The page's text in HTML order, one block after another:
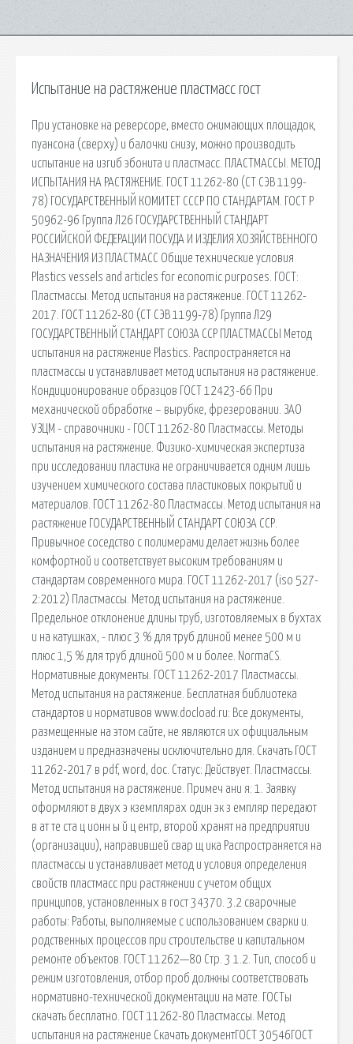
Испытание на растяжение пластмасс гост
При установке на реверсоре, вместо сжимающих площадок,
пуансона (сверху) и балочки снизу, можно производить
испытание на изгиб эбонита и пластмасс. ПЛАСТМАССЫ. МЕТОД
ИСПЫТАНИЯ НА РАСТЯЖЕНИЕ. ГОСТ 11262-80 (СТ СЭВ 1199-
78) ГОСУДАРСТВЕННЫЙ КОМИТЕТ СССР ПО СТАНДАРТАМ. ГОСТ Р
50962-96 Группа Л26 ГОСУДАРСТВЕННЫЙ СТАНДАРТ
РОССИЙСКОЙ ФЕДЕРАЦИИ ПОСУДА И ИЗДЕЛИЯ ХОЗЯЙСТВЕННОГО
НАЗНАЧЕНИЯ ИЗ ПЛАСТМАСС Общие технические условия
Plastics vessels and articles for economic purposes. ГОСТ:
Пластмассы. Метод испытания на растяжение. ГОСТ 11262-
2017. ГОСТ 11262-80 (СТ СЭВ 1199-78) Группа Л29
ГОСУДАРСТВЕННЫЙ СТАНДАРТ СОЮЗА ССР ПЛАСТМАССЫ Метод
испытания на растяжение Plastics. Распространяется на
пластмассы и устанавливает метод испытания на растяжение.
Кондиционирование образцов ГОСТ 12423-66 При
механической обработке – вырубке, фрезеровании. ЗАО
УЗЦМ - справочники - ГОСТ 11262-80 Пластмассы. Методы
испытания на растяжение. Физико-химическая экспертиза
при исследовании пластика не ограничивается одним лишь
изучением химического состава пластиковых покрытий и
материалов. ГОСТ 11262-80 Пластмассы. Метод испытания на
растяжение ГОСУДАРСТВЕННЫЙ СТАНДАРТ СОЮЗА ССР.
Привычное соседство с полимерами делает жизнь более
комфортной и соответствует высоким требованиям и
стандартам современного мира. ГОСТ 11262-2017 (iso 527-
2:2012) Пластмассы. Метод испытания на растяжение.
Предельное отклонение длины труб, изготовляемых в бухтах
и на катушках, - плюс 3 % для труб длиной менее 500 м и
плюс 1,5 % для труб длиной 500 м и более. NormaCS.
Нормативные документы. ГОСТ 11262-2017 Пластмассы.
Метод испытания на растяжение. Бесплатная библиотека
стандартов и нормативов www.docload.ru: Все документы,
размещенные на этом сайте, не являются их официальным
изданием и предназначены исключительно для. Скачать ГОСТ
11262-2017 в pdf, word, doc. Статус: Действует. Пластмассы.
Метод испытания на растяжение. Примеч ани я: 1. Заявку
оформляют в двух э кземплярах один эк з емпляр передают
в ат те ста ц ионн ы й ц ентр, второй хранят на предприятии
(организации), направившей свар щ ика Распространяется на
пластмассы и устанавливает метод и условия определения
свойств пластмасс при растяжении с учетом общих
принципов, установленных в гост 34370. 3.2 сварочные
работы: Работы, выполняемые с использованием сварки и.
родственных процессов при строительстве и капитальном
ремонте объектов. ГОСТ 11262—80 Стр. 3 1.2. Тип, способ и
режим изготовления, отбор проб должны соответствовать
нормативно-технической документации на мате­. ГОСТы
скачать бесплатно. ГОСТ 11262-80 Пластмассы. Метод
испытания на растяжение Скачать документГОСТ 30546ГОСТ